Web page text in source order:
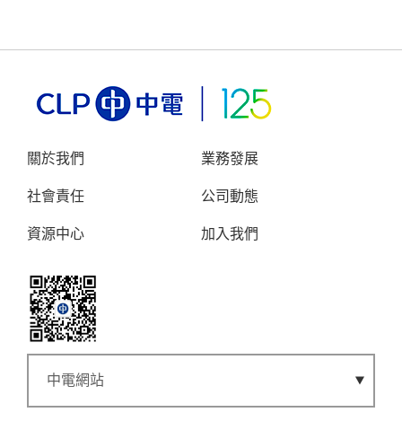
關於我們 業務發展
社會責任 公司動態
資源中心 加入我們